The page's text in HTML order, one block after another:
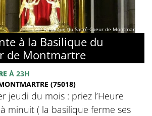
© Basilique du Sacré-Coeur de Montmartre
à la Basilique du
de Montmartre
À 23H
(75018)
jeudi du mois : priez l’Heure
minuit ( la basilique ferme ses